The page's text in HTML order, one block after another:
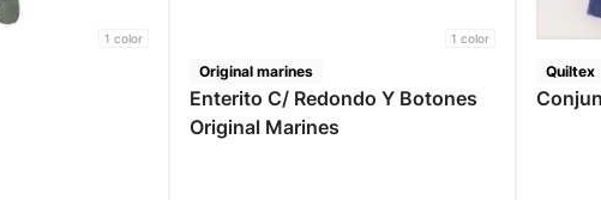
1 color 1 color
Original marines
Enterito C/ Redondo Y Botones
Original Marines
Quiltex